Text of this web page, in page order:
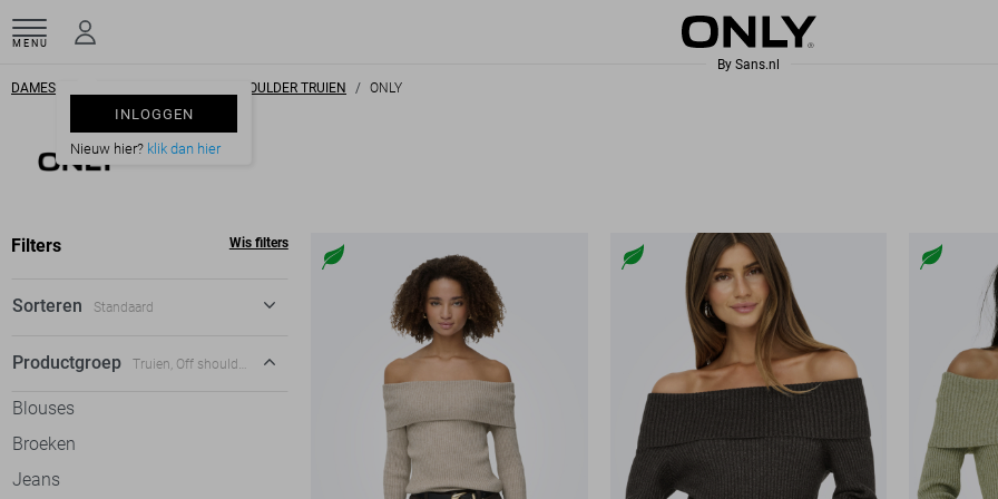
MENU
INLOGGEN
Nieuw hier? klik dan hier
DAMESKLEDING OFF SHOULDER TRUIEN ONLY
Filters Wis filters
Sorteren Standaard
Standaard
Productgroep Truien, Off shoulder truien
Blouses
Broeken
Jeans